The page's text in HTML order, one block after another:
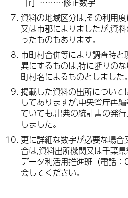
「r」………修正数字
資料の地域区分は,その利用
又は市郡によりましたが,資
ったものもあります。
市町村合併等により調査時と
異にするものは,特に断りの
町村名によるものとしました。
掲載した資料の出所について
してありますが,中央省庁再
ていても,出典の統計書の発
しました。
更に詳細な数字が必要な場
合は,資料出所機関又は千葉
データ利活用推進班（電話
会してください。